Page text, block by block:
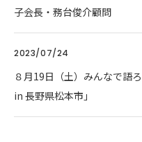
子会長・務台俊介顧問
2023/07/24
８月19日（土）みんなで語
in 長野県松本市」